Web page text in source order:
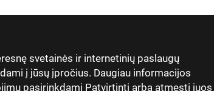
svetainės ir internetinių paslaugų
į jūsų įpročius. Daugiau informacijos
pasirinkdami Patvirtinti arba atmesti juos